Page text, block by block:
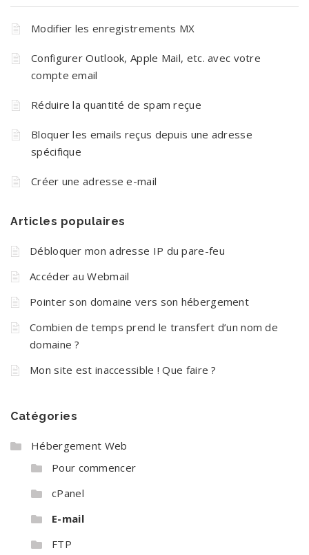
Modifier les enregistrements MX
Configurer Outlook, Apple Mail, etc. avec votre
compte email
Réduire la quantité de spam reçue
Bloquer les emails reçus depuis une adresse
spécifique
Créer une adresse e-mail
Articles populaires
Débloquer mon adresse IP du pare-feu
Accéder au Webmail
Pointer son domaine vers son hébergement
Combien de temps prend le transfert d’un nom de
domaine ?
Mon site est inaccessible ! Que faire ?
Catégories
Hébergement Web
Pour commencer
cPanel
E-mail
FTP